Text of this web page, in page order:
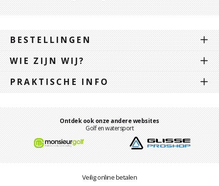
BESTELLINGEN
WIE ZIJN WIJ?
PRAKTISCHE INFO
Ontdek ook onze andere websites
Golf en watersport
Veilig online betalen